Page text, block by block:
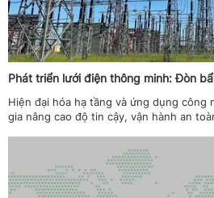
Phát triển lưới điện thông minh: Đòn
Hiện đại hóa hạ tầng và ứng dụng công
gia nâng cao độ tin cậy, vận hành an